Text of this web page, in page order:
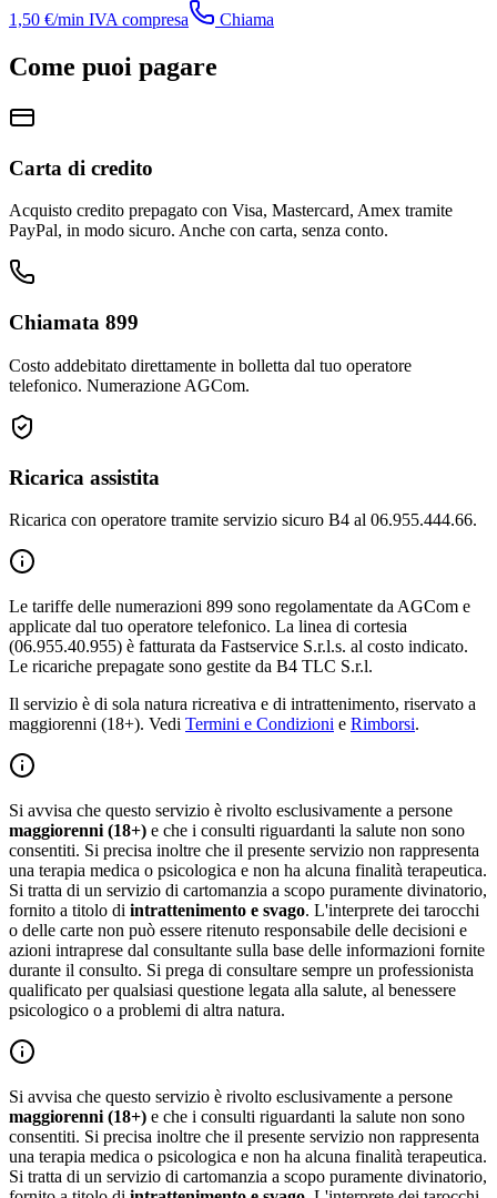
1,50 €/min IVA compresa Chiama
Come puoi pagare
Carta di credito
Acquisto credito prepagato con Visa, Mastercard, Amex tramite
PayPal, in modo sicuro. Anche con carta, senza conto.
Chiamata 899
Costo addebitato direttamente in bolletta dal tuo operatore
telefonico. Numerazione AGCom.
Ricarica assistita
Ricarica con operatore tramite servizio sicuro B4 al 06.955.444.66.
Le tariffe delle numerazioni 899 sono regolamentate da AGCom e
applicate dal tuo operatore telefonico. La linea di cortesia
(06.955.40.955) è fatturata da Fastservice S.r.l.s. al costo indicato.
Le ricariche prepagate sono gestite da B4 TLC S.r.l.
Il servizio è di sola natura ricreativa e di intrattenimento, riservato a
maggiorenni (18+). Vedi Termini e Condizioni e Rimborsi.
Si avvisa che questo servizio è rivolto esclusivamente a persone
maggiorenni (18+) e che i consulti riguardanti la salute non sono
consentiti. Si precisa inoltre che il presente servizio non rappresenta
una terapia medica o psicologica e non ha alcuna finalità terapeutica.
Si tratta di un servizio di cartomanzia a scopo puramente divinatorio,
fornito a titolo di intrattenimento e svago. L'interprete dei tarocchi
o delle carte non può essere ritenuto responsabile delle decisioni e
azioni intraprese dal consultante sulla base delle informazioni fornite
durante il consulto. Si prega di consultare sempre un professionista
qualificato per qualsiasi questione legata alla salute, al benessere
psicologico o a problemi di altra natura.
Si avvisa che questo servizio è rivolto esclusivamente a persone
maggiorenni (18+) e che i consulti riguardanti la salute non sono
consentiti. Si precisa inoltre che il presente servizio non rappresenta
una terapia medica o psicologica e non ha alcuna finalità terapeutica.
Si tratta di un servizio di cartomanzia a scopo puramente divinatorio,